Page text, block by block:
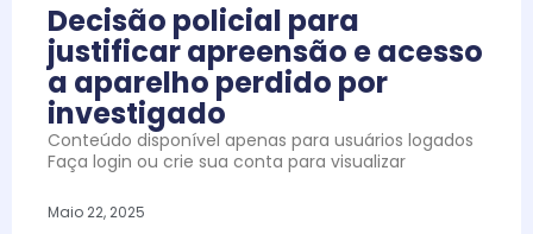
Decisão policial para
justificar apreensão e acesso
a aparelho perdido por
investigado
Conteúdo disponível apenas para usuários logados
Faça login ou crie sua conta para visualizar
Maio 22, 2025